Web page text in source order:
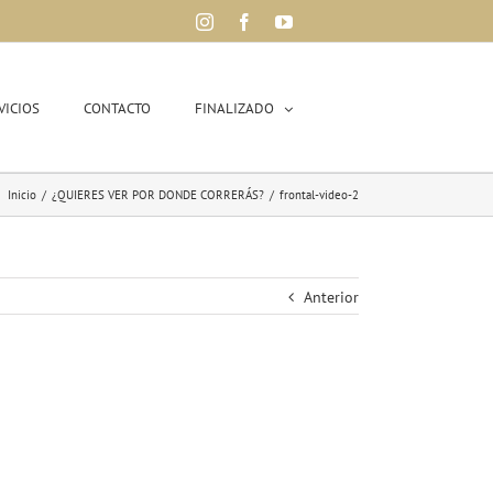
InstagramFacebookYouTube
CONTACTO FINALIZADO
Inicio / ¿QUIERES VER POR DONDE CORRERÁS? / frontal-video-2
Anterior